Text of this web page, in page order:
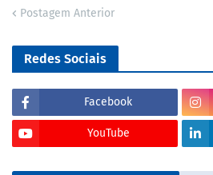
Postagem Anterior
Redes Sociais
Facebook
YouTube